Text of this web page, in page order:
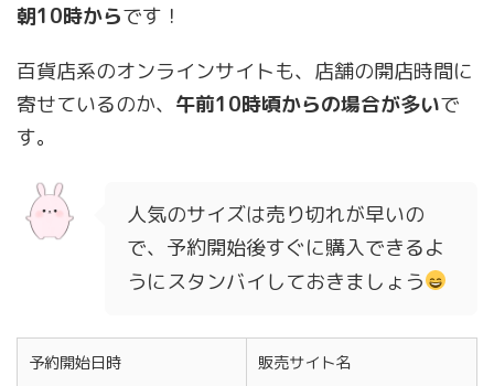
朝10時からです！
百貨店系のオンラインサイトも、店舗の開店時間に
寄せているのか、 午前10時頃からの場合が多いで
す。
人気のサイズは売り切れが早いの
で、予約開始後すぐに購入できるよ
うにスタンバイしておきましょう
予約開始日時 販売サイト名